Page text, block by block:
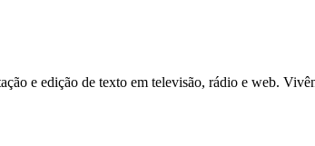
e edição de texto em televisão, rádio e web.